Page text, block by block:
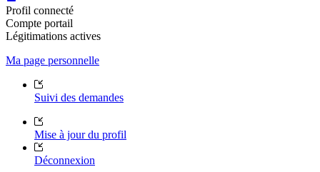
Profil connecté
Compte portail
Légitimations actives
Ma page personnelle
Suivi des demandes
Mise à jour du profil
Déconnexion